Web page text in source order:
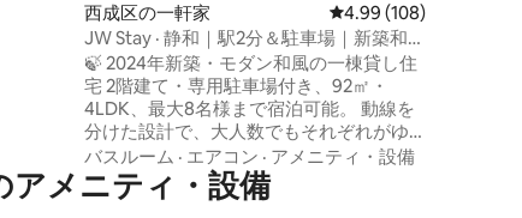
湯あ
ま
西成区の一軒家 レビュー108件、5つ
4.99 (108)
JW Stay · 静和｜駅2分＆駐車場｜新築和モ
ダン一棟貸し｜4寝室｜洗濯乾燥機｜床暖
房
🍃 2024年新築・モダン和風の一棟貸し住
宅 2階建て・専用駐車場付き、92㎡・
4LDK、最大8名様まで宿泊可能。 動線を
分けた設計で、大人数でもそれぞれがゆ
っくり過ごせる、まるで本当の自宅のよ
うな住み心地です。 立地 岸里玉出駅 徒歩
2分、玉出駅 徒歩7分。 関西空港・難波・
バスルーム · エアコン · アメニティ・設備
アメニティ・設備